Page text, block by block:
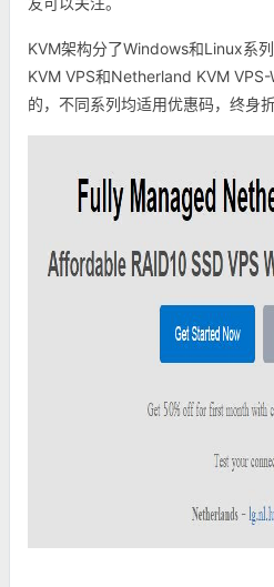
KVM架构分了Windows和Linux系
KVM VPS和Netherland KVM
的，不同系列均适用优惠码，终身